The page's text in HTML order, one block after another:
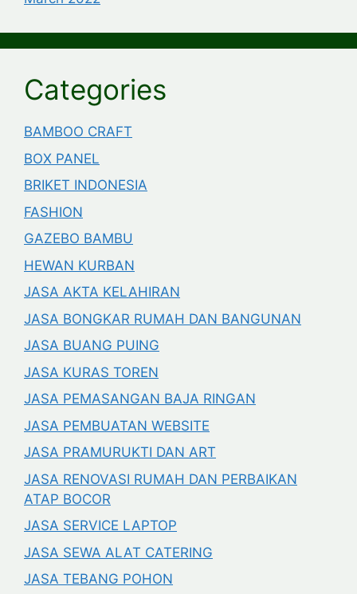
Categories
BAMBOO CRAFT
BOX PANEL
BRIKET INDONESIA
FASHION
GAZEBO BAMBU
HEWAN KURBAN
JASA AKTA KELAHIRAN
JASA BONGKAR RUMAH DAN BANGUNAN
JASA BUANG PUING
JASA KURAS TOREN
JASA PEMASANGAN BAJA RINGAN
JASA PEMBUATAN WEBSITE
JASA PRAMURUKTI DAN ART
JASA RENOVASI RUMAH DAN PERBAIKAN
ATAP BOCOR
JASA SERVICE LAPTOP
JASA SEWA ALAT CATERING
JASA TEBANG POHON